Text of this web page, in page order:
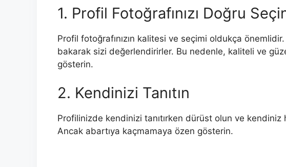
1. Profil Fotoğrafınızı Doğru
Profil fotoğrafınızın kalitesi ve seçimi oldukça
bakarak sizi değerlendirirler. Bu nedenle, kaliteli ve
gösterin.
2. Kendinizi Tanıtın
Profilinizde kendinizi tanıtırken dürüst olun ve kendiniz
Ancak abartıya kaçmamaya özen gösterin.